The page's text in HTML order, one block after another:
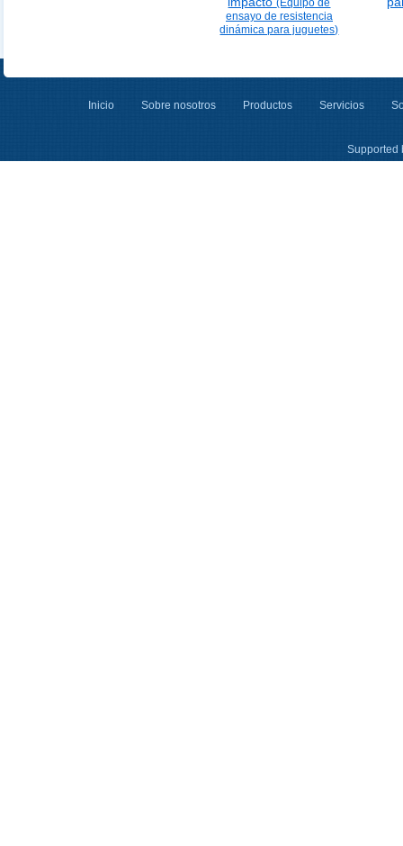
ensayo de resistencia
dinámica para juguetes)
Inicio Sobre nosotros Productos Servicios
Supported